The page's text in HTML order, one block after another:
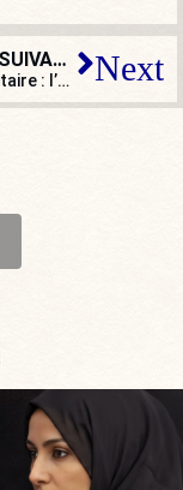
ARTICLE SUIVANT
Passe sanitaire : l’Église en renfort du pouvoir ? Next